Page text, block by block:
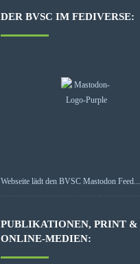
DER BVSC IM FEDIVERSE:
Webseite lädt den BVSC Mastodon Feed...
PUBLIKATIONEN, PRINT &
ONLINE-MEDIEN: